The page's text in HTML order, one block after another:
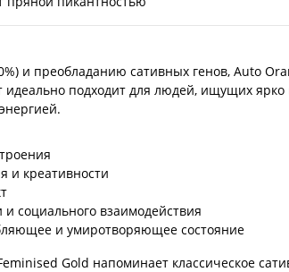
и преобладанию сативных генов, Auto
идеально подходит для людей, ищущих
и креативности
социального взаимодействия
и умиротворяющее состояние
Gold напоминает классическое